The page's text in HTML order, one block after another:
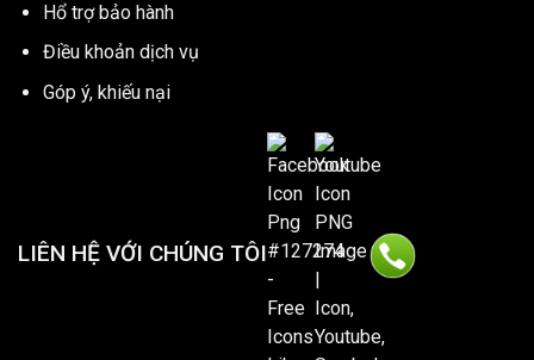
Hổ trợ bảo hành
Điều khoản dịch vụ
Góp ý, khiếu nại
LIÊN HỆ VỚI CHÚNG TÔI